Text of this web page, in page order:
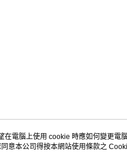
客戶服務
電腦上使用 cookie 時應如何變更電
意本公司得按本網站使用條款之